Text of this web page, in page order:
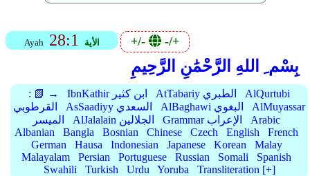
Ayah 28:1 الأية +/- -/+
بِسْم ِ اللهِ الرَّحْمَٰنِ الرَّحِيمِ
: 📗 → IbnKathir ابن كثير AtTabariy الطبري
AlQurtubi
القرطوبي
AsSaadiyy السعدي AlBaghawi البغوي
AlMuyassar
الميسر
AlJalalain الجلالين Grammar الإعراب
Arabic
Albanian
Bangla Bosnian Chinese Czech English
French
German
Hausa Indonesian Japanese Korean
Malay
Malayalam
Persian Portuguese Russian Somali
Spanish
Swahili
Turkish Urdu Yoruba Transliteration [+]